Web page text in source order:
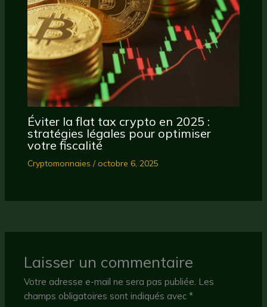
Éviter la flat tax crypto en 2025 :
stratégies légales pour optimiser
votre fiscalité
Cryptomonnaies /octobre 6, 2025
Laisser un commentaire
Votre adresse e-mail ne sera pas publiée. Les
champs obligatoires sont indiqués avec*